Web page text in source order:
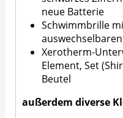
neue Batterie
Schwimmbrille
Xerotherm-
Element, Set
Beutel
außerdem diverse